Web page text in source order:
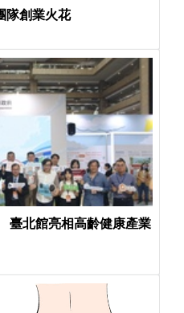
隊創業火花
北館亮相高齡健康產業